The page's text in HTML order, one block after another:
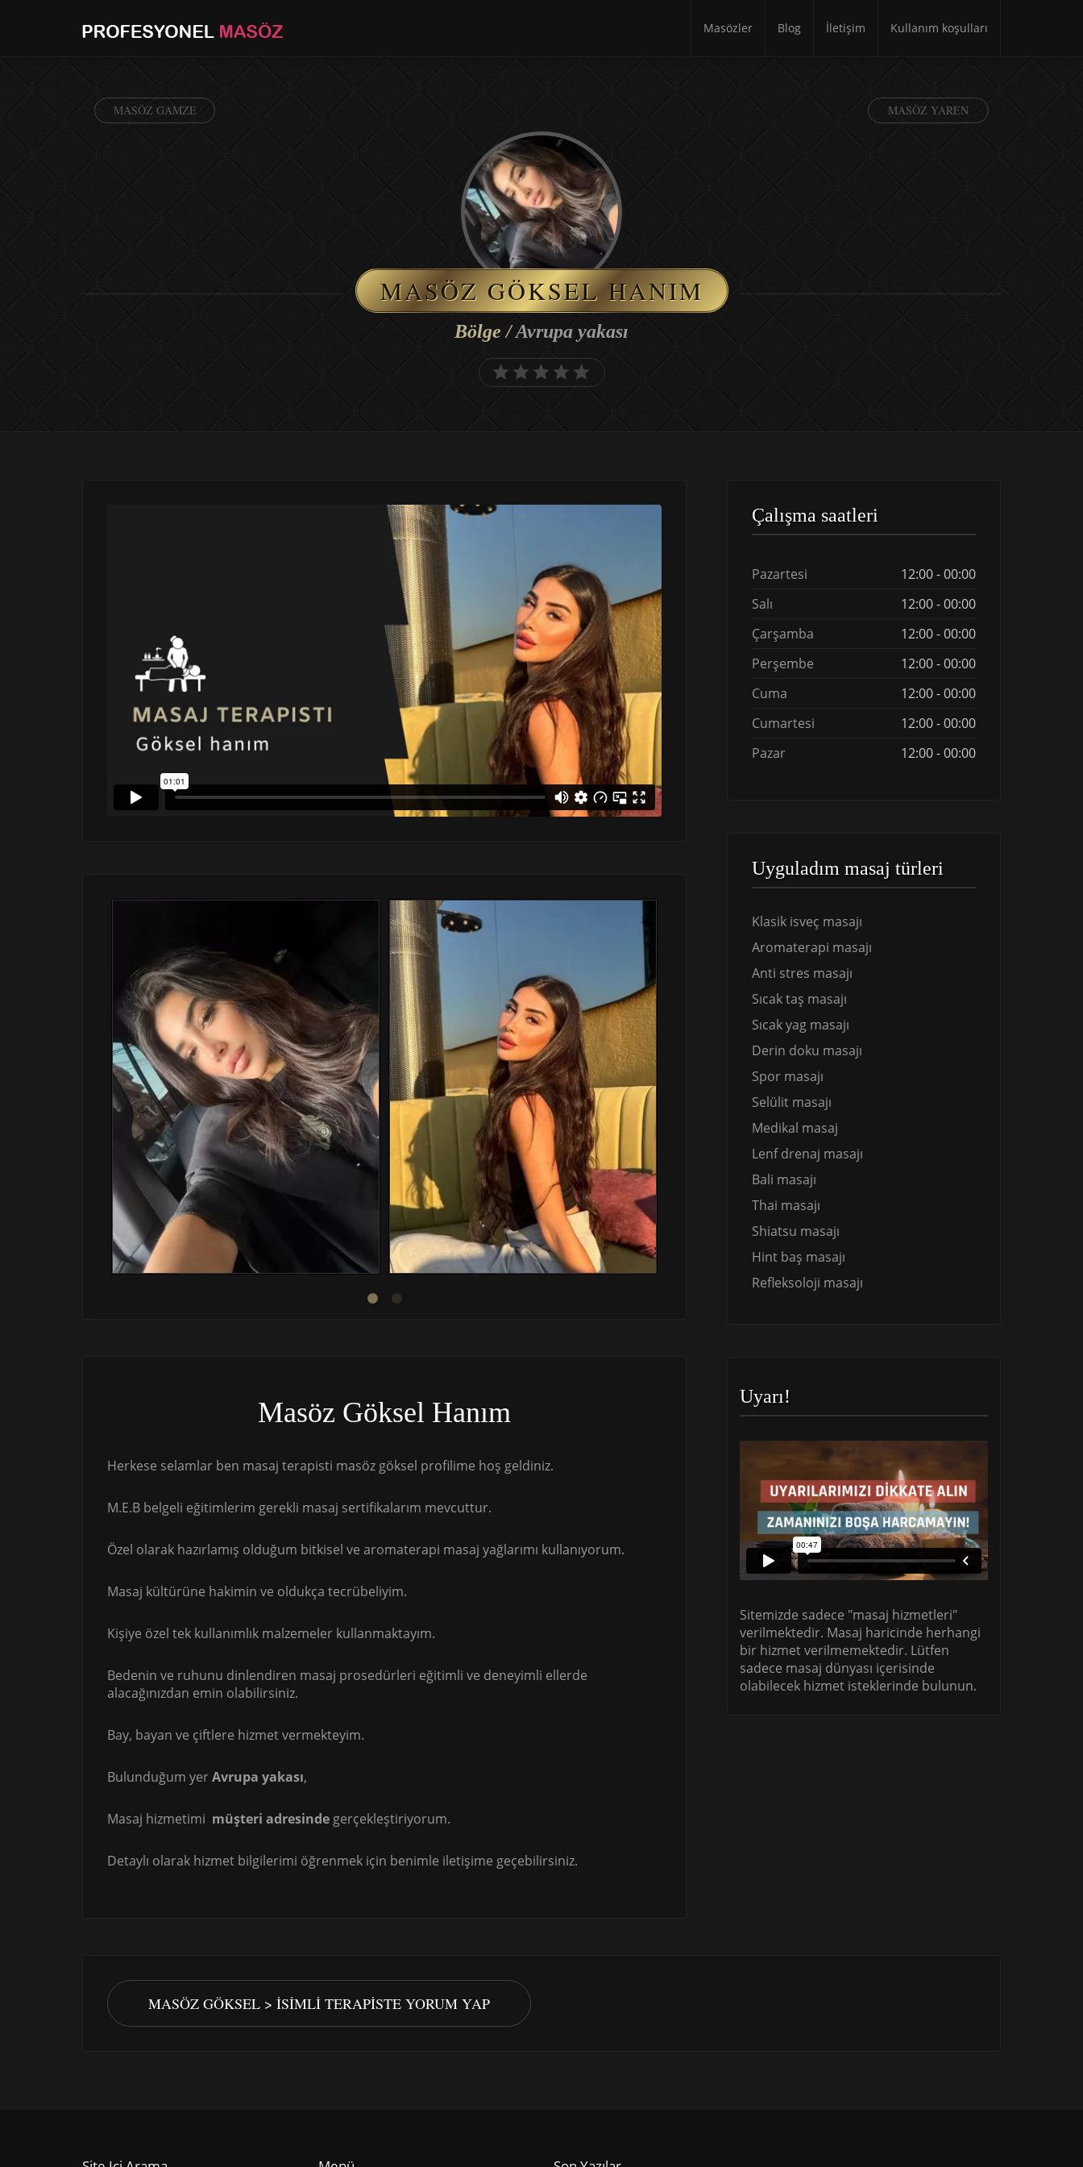
Masözler Blog İletişim Kullanım koşulları
MASÖZ GAMZE MASÖZ YAREN
MASÖZ GÖKSEL HANIM
Bölge /Avrupa yakası
Masöz Göksel Hanım
Herkese selamlar ben masaj terapisti masöz göksel profilime hoş geldiniz.
M.E.B belgeli eğitimlerim gerekli masaj sertifikalarım mevcuttur.
Özel olarak hazırlamış olduğum bitkisel ve aromaterapi masaj yağlarımı kullanıyorum.
Masaj kültürüne hakimin ve oldukça tecrübeliyim.
Kişiye özel tek kullanımlık malzemeler kullanmaktayım.
Bedenin ve ruhunu dinlendiren masaj prosedürleri eğitimli ve deneyimli ellerde
alacağınızdan emin olabilirsiniz.
Bay, bayan ve çiftlere hizmet vermekteyim.
Bulunduğum yerAvrupa yakası,
Masaj hizmetimi müşteri adresinde gerçekleştiriyorum.
Detaylı olarak hizmet bilgilerimi öğrenmek için benimle iletişime geçebilirsiniz.
Çalışma saatleri
Pazartesi
12:00 - 00:00
Salı
12:00 - 00:00
Çarşamba
12:00 - 00:00
Perşembe
12:00 - 00:00
Cuma
12:00 - 00:00
Cumartesi
12:00 - 00:00
Pazar
12:00 - 00:00
Uyguladım masaj türleri
Klasik isveç masajı
Aromaterapi masajı
Anti stres masajı
Sıcak taş masajı
Sıcak yag masajı
Derin doku masajı
Spor masajı
Selülit masajı
Medikal masaj
Lenf drenaj masajı
Bali masajı
Thai masajı
Shiatsu masajı
Hint baş masajı
Refleksoloji masajı
Uyarı!
Sitemizde sadece "masaj hizmetleri"
verilmektedir. Masaj haricinde herhangi
bir hizmet verilmemektedir. Lütfen
sadece masaj dünyası içerisinde
olabilecek hizmet isteklerinde bulunun.
MASÖZ GÖKSEL > İSIMLI TERAPISTE YORUM YAP